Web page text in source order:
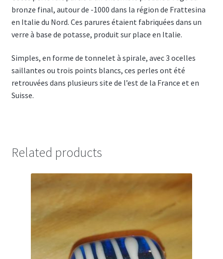
bronze final, autour de -1000 dans la région de Frattesina
en Italie du Nord. Ces parures étaient fabriquées dans un
verre à base de potasse, produit sur place en Italie.
Simples, en forme de tonnelet à spirale, avec 3 ocelles
saillantes ou trois points blancs, ces perles ont été
retrouvées dans plusieurs site de l’est de la France et en
Suisse.
Related products